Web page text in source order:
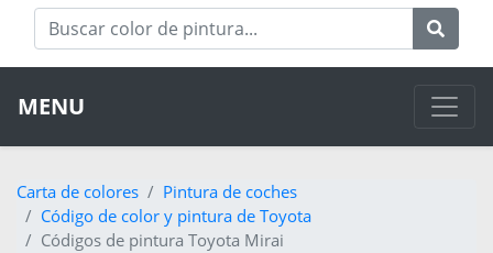
MENU
Carta de colores
Pintura de coches
Código de color y pintura de Toyota
Códigos de pintura Toyota Mirai